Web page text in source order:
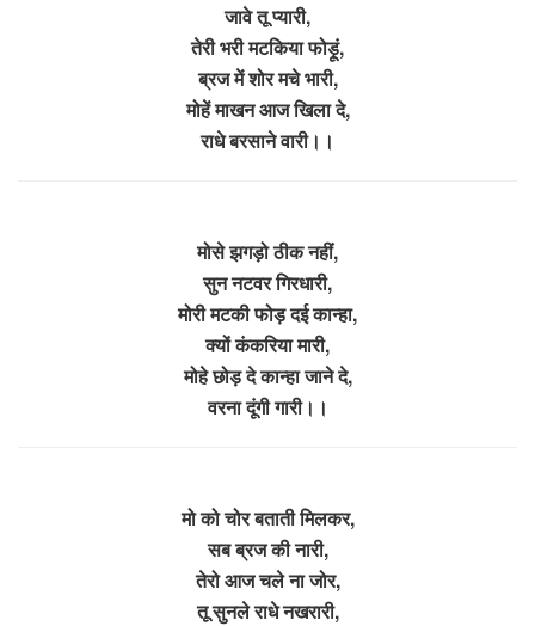
जावे तू प्यारी,
तेरी भरी मटकिया फोड़ूं,
ब्रज में शोर मचे भारी,
मोहें माखन आज खिला दे,
राधे बरसाने वारी।।
मोसे झगड़ो ठीक नहीं,
सुन नटवर गिरधारी,
मोरी मटकी फोड़ दई कान्हा,
क्यों कंकरिया मारी,
मोहे छोड़ दे कान्हा जाने दे,
वरना दूंगी गारी।।
मो को चोर बताती मिलकर,
सब ब्रज की नारी,
तेरो आज चले ना जोर,
तू सुनले राधे नखरारी,